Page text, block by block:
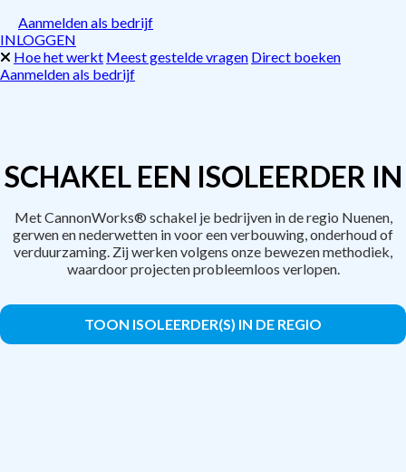
Aanmelden als bedrijf
INLOGGEN
Hoe het werkt Meest gestelde vragen Direct boeken
Aanmelden als bedrijf
SCHAKEL EEN ISOLEERDER IN
Met CannonWorks® schakel je bedrijven in de regio Nuenen,
gerwen en nederwetten in voor een verbouwing, onderhoud of
verduurzaming. Zij werken volgens onze bewezen methodiek,
waardoor projecten probleemloos verlopen.
TOON ISOLEERDER(S) IN DE REGIO